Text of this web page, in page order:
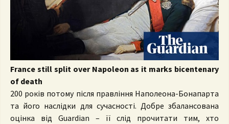
France still split over Napoleon as it marks bicentenary
of death
200 років потому після правління Наполеона-Бонапарта
та його наслідки для сучасності. Добре збалансована
оцінка від Guardian – її слід прочитати тим, хто